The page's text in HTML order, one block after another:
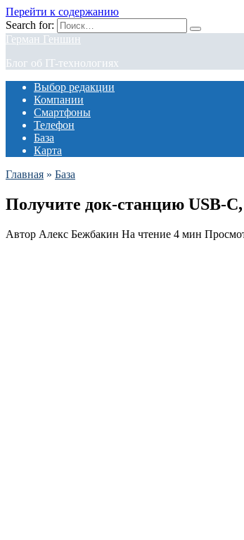
Перейти к содержанию
Search for:
Герман Геншин
Блог об IT-технологиях
Выбор редакции
Компании
Смартфоны
Телефон
База
Карта
Главная » База
Получите док-станцию USB-
Автор Алекс Бежбакин На чтение 4 мин